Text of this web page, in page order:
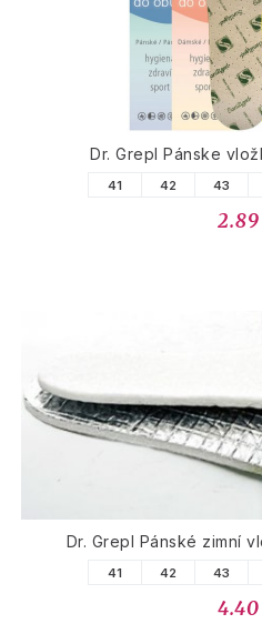
Dr. Grepl Pánske
41 42 43
Dr. Grepl Pánské zimní
41 42 43